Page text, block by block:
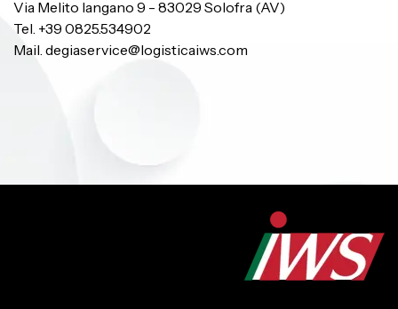
Via Melito Iangano 9 - 83029 Solofra (AV)
Tel. +39 0825.534902
Mail. degiaservice@logisticaiws.com